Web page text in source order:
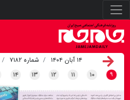
۱۴ آبان ۱۴۰۴ شماره ۷۱۸۲
۹ ۱۰ ۱۱ ۱۲ ۱۳ ۱۴